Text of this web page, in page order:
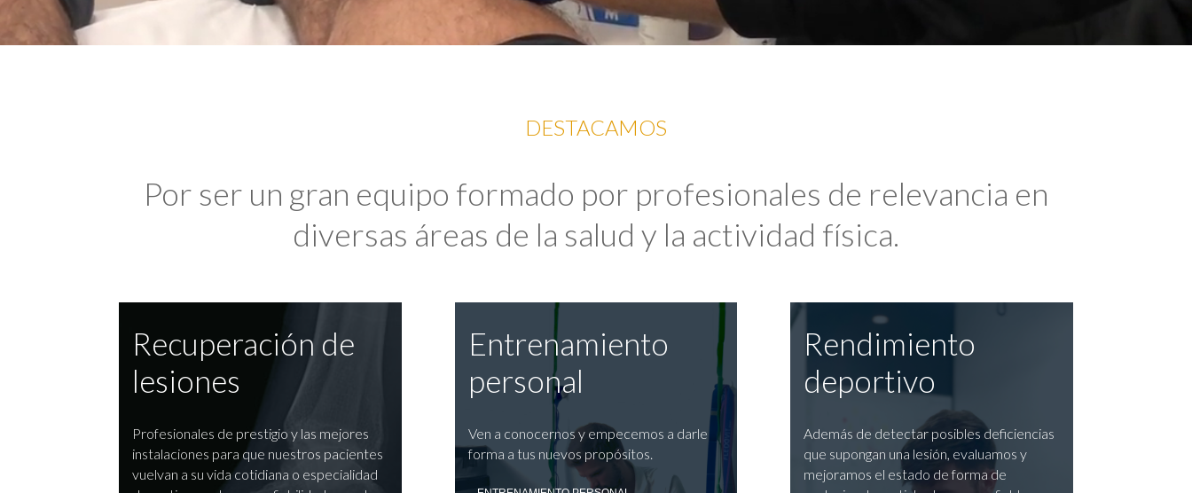
DESTACAMOS
Por ser un gran equipo formado por profesionales de relevancia en
diversas áreas de la salud y la actividad física.
Recuperación de
lesiones
Profesionales de prestigio y las mejores
instalaciones para que nuestros pacientes
vuelvan a su vida cotidiana o especialidad
Entrenamiento
personal
Ven a conocernos y empecemos a darle
forma a tus nuevos propósitos.
Rendimiento
deportivo
Además de detectar posibles deficiencias
que supongan una lesión, evaluamos y
mejoramos el estado de forma de